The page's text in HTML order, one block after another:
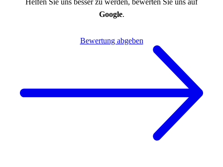
Google.
Bewertung abgeben